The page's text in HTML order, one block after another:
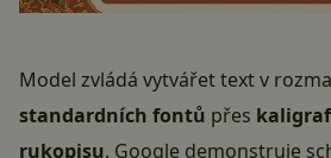
Model zvládá vytvářet text v
standardních fontů přes
rukopisu. Google demonstruje